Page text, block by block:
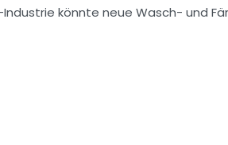
könnte neue Wasch- und